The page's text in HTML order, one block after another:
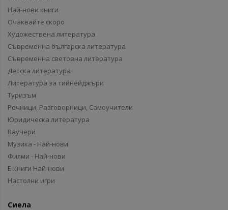
Най-нови книги
Очаквайте скоро
Художествена литература
Съвременна българска литература
Съвременна световна литература
Детска литература
Литература за тийнейджъри
Туризъм
Речници, Разговорници, Самоучители
Юридическа литература
Ваучери
Музика - Най-нови
Филми - Най-нови
Е-книги Най-нови
Настолни игри
Сиела